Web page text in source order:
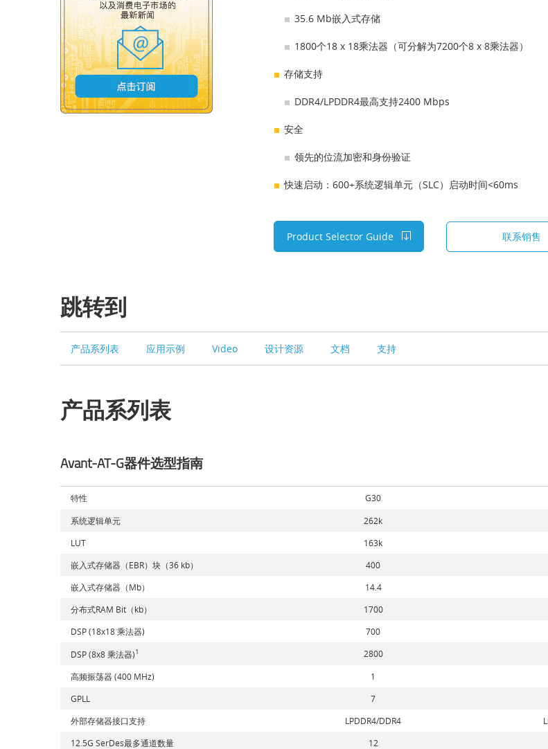
35.6 Mb嵌入式存储
1800个18 x 18乘法器（可分解为7200个8 x 8乘法器）
存储支持
DDR4/LPDDR4最高支持2400 Mbps
安全
领先的位流加密和身份验证
快速启动：600+系统逻辑单元（SLC）启动时间<60ms
Product Selector Guide 联系销售
跳转到
产品系列表 应用示例 Video 设计资源 文档 支持
产品系列表
Avant-AT-G器件选型指南
特性 G30
系统逻辑单元 262k
LUT
163k
嵌入式存储器（EBR）块（36 kb）
400
嵌入式存储器（Mb）
14.4
分布式RAM Bit（kb）
1700
DSP (18x18 乘法器)
700
DSP (8x8 乘法器)1 2800
高频振荡器 (400 MHz) 1
GPLL
7
外部存储器接口支持
LPDDR4/DDR4
12.5G SerDes最多通道数量
12